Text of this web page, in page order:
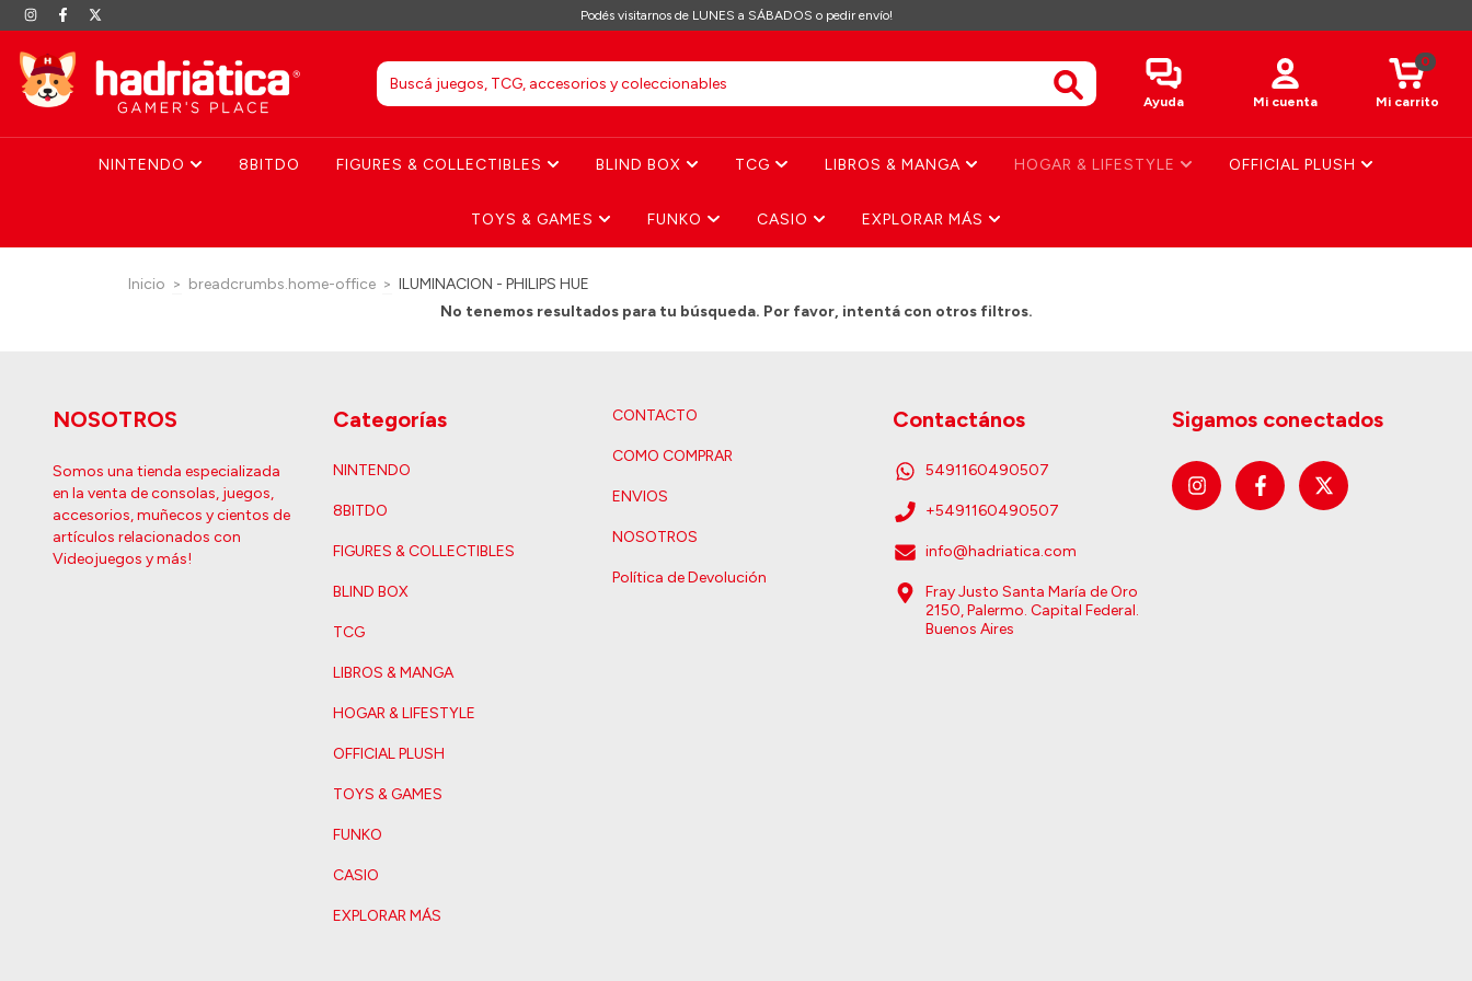
Podés visitarnos de LUNES a SÁBADOS o pedir envío!
Ayuda Mi cuenta Mi carrito
0
NINTENDO 8BITDO FIGURES & COLLECTIBLES BLIND BOX TCG LIBROS & MANGA HOGAR & LIFESTYLE OFFICIAL PLUSH
TOYS & GAMES FUNKO CASIO EXPLORAR MÁS
Inicio > breadcrumbs.home-office > ILUMINACION - PHILIPS HUE
No tenemos resultados para tu búsqueda. Por favor, intentá con otros filtros.
NOSOTROS
Somos una tienda especializada
en la venta de consolas, juegos,
accesorios, muñecos y cientos de
artículos relacionados con
Videojuegos y más!
Categorías
NINTENDO
8BITDO
FIGURES & COLLECTIBLES
BLIND BOX
TCG
LIBROS & MANGA
HOGAR & LIFESTYLE
OFFICIAL PLUSH
TOYS & GAMES
FUNKO
CASIO
EXPLORAR MÁS
CONTACTO
COMO COMPRAR
ENVIOS
NOSOTROS
Política de Devolución
Contactános
5491160490507
+5491160490507
info@hadriatica.com
Fray Justo Santa María de Oro
2150, Palermo. Capital Federal.
Buenos Aires
Sigamos conectados